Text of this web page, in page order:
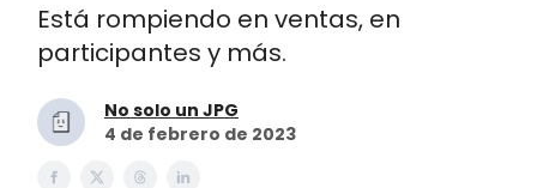
Está rompiendo en ventas, en
participantes y más.
No solo un JPG
4 de febrero de 2023